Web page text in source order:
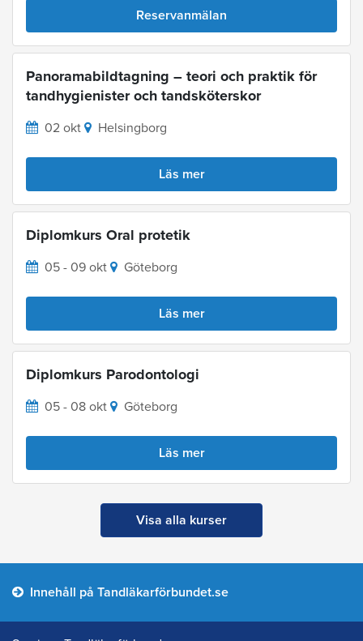
Reservanmälan
Panoramabildtagning – teori och praktik för
tandhygienister och tandsköterskor
02 okt Helsingborg
Läs mer
Diplomkurs Oral protetik
05 - 09 okt Göteborg
Läs mer
Diplomkurs Parodontologi
05 - 08 okt Göteborg
Läs mer
Visa alla kurser
Innehåll på Tandläkarförbundet.se